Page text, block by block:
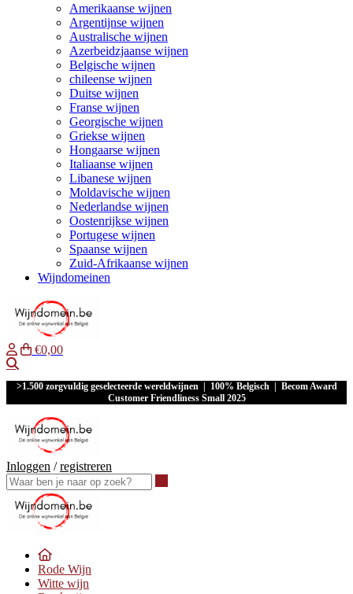
Amerikaanse wijnen
Argentijnse wijnen
Australische wijnen
Azerbeidzjaanse wijnen
Belgische wijnen
chileense wijnen
Duitse wijnen
Franse wijnen
Georgische wijnen
Griekse wijnen
Hongaarse wijnen
Italiaanse wijnen
Libanese wijnen
Moldavische wijnen
Nederlandse wijnen
Oostenrijkse wijnen
Portugese wijnen
Spaanse wijnen
Zuid-Afrikaanse wijnen
Wijndomeinen
€0,00
>1.500 zorgvuldig geselecteerde wereldwijnen | 100% Belgisch | Becom Award
Customer Friendliness Small 2025
Inloggen /registreren
Rode Wijn
Witte wijn